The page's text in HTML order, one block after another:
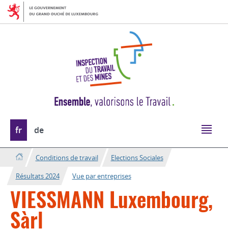
Aller
Aller
au
Changer
de
langue
fr de
Conditions de travail
Elections Sociales
Résultats 2024
Vue par entreprises
VIESSMANN Luxembourg,
Sàrl